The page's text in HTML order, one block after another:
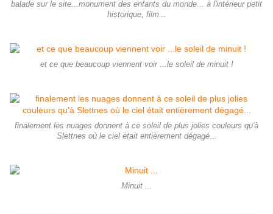
balade sur le site...monument des enfants du monde... à l'intérieur petit
historique, film...
et ce que beaucoup viennent voir ...le soleil de minuit !
finalement les nuages donnent à ce soleil de plus jolies couleurs qu'à
Slettnes où le ciel était entièrement dégagé...
Minuit ...